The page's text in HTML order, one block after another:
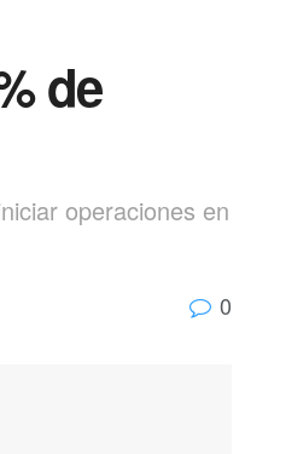
de
operaciones en
0